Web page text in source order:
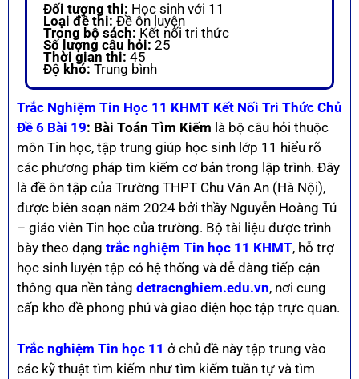
Đối tượng thi: Học sinh với 11
Loại đề thi: Đề ôn luyện
Trong bộ sách: Kết nối tri thức
Số lượng câu hỏi: 25
Thời gian thi: 45
Độ khó: Trung bình
Trắc Nghiệm Tin Học 11 KHMT Kết Nối Tri Thức Chủ
Đề 6 Bài 19: Bài Toán Tìm Kiếm là bộ câu hỏi thuộc
môn Tin học, tập trung giúp học sinh lớp 11 hiểu rõ
các phương pháp tìm kiếm cơ bản trong lập trình. Đây
là đề ôn tập của Trường THPT Chu Văn An (Hà Nội),
được biên soạn năm 2024 bởi thầy Nguyễn Hoàng Tú
– giáo viên Tin học của trường. Bộ tài liệu được trình
bày theo dạng trắc nghiệm Tin học 11 KHMT, hỗ trợ
học sinh luyện tập có hệ thống và dễ dàng tiếp cận
thông qua nền tảng detracnghiem.edu.vn, nơi cung
cấp kho đề phong phú và giao diện học tập trực quan.
Trắc nghiệm Tin học 11 ở chủ đề này tập trung vào
các kỹ thuật tìm kiếm như tìm kiếm tuần tự và tìm